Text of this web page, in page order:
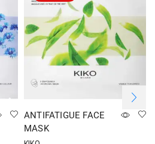
ANTIFATIGUE FACE
MASK